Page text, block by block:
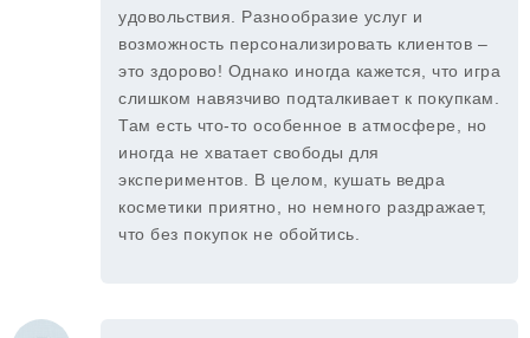
удовольствия. Разнообразие услуг и
возможность персонализировать клиентов –
это здорово! Однако иногда кажется, что игра
слишком навязчиво подталкивает к покупкам.
Там есть что-то особенное в атмосфере, но
иногда не хватает свободы для
экспериментов. В целом, кушать ведра
косметики приятно, но немного раздражает,
что без покупок не обойтись.